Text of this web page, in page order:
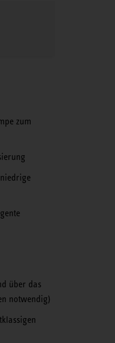
zum
über das
notwendig)